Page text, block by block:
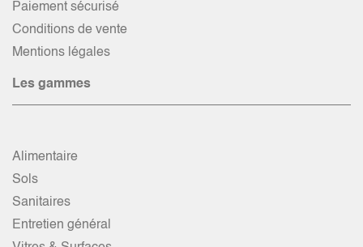
Paiement sécurisé
Conditions de vente
Mentions légales
Les gammes
Alimentaire
Sols
Sanitaires
Entretien général